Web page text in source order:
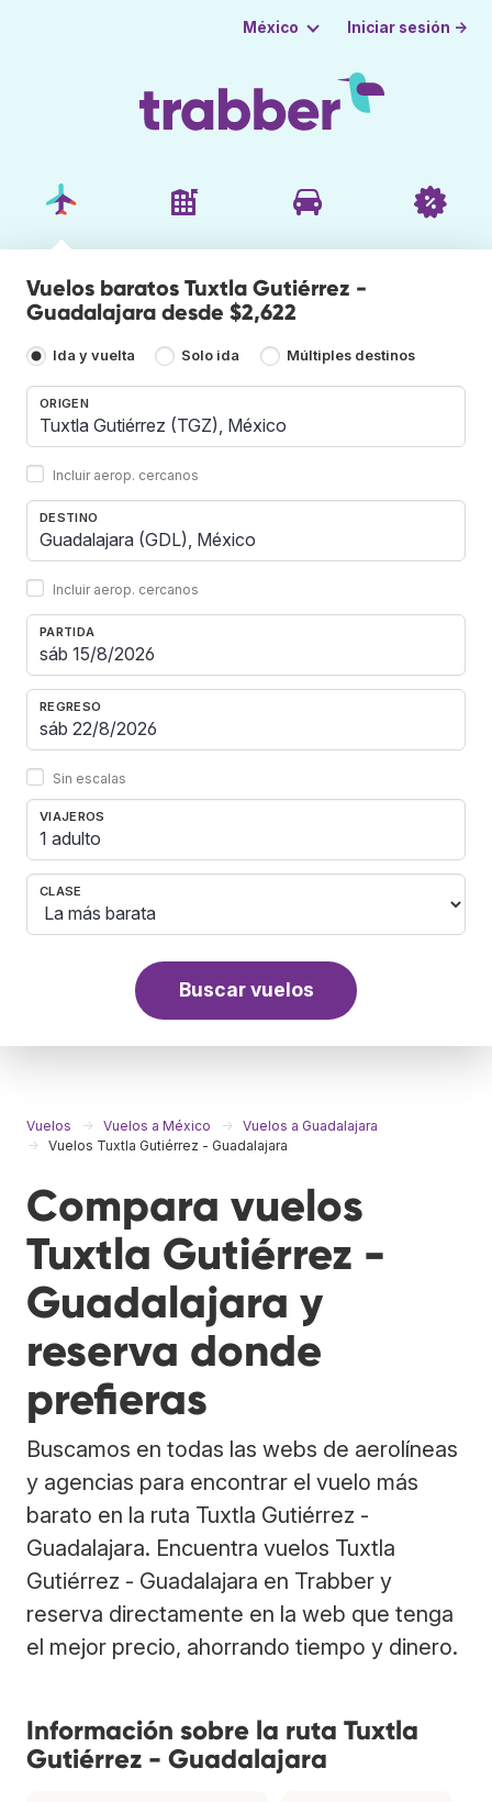
México Iniciar sesión →
Vuelos baratos Tuxtla Gutiérrez -
Guadalajara desde $2,622
Ida y vuelta Solo ida Múltiples destinos
ORIGEN
Incluir aerop. cercanos
DESTINO
Incluir aerop. cercanos
PARTIDA
REGRESO
Sin escalas
VIAJEROS
1 adulto
CLASE
Buscar vuelos
Vuelos Vuelos a México
Vuelos a Guadalajara
Vuelos Tuxtla Gutiérrez - Guadalajara
Compara vuelos
Tuxtla Gutiérrez -
Guadalajara y
reserva donde
prefieras
Buscamos en todas las webs de aerolíneas
y agencias para encontrar el vuelo más
barato en la ruta Tuxtla Gutiérrez -
Guadalajara. Encuentra vuelos Tuxtla
Gutiérrez - Guadalajara en Trabber y
reserva directamente en la web que tenga
el mejor precio, ahorrando tiempo y dinero.
Información sobre la ruta Tuxtla
Gutiérrez - Guadalajara